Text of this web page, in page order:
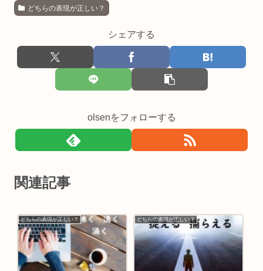
どちらの表現が正しい？
シェアする
olsenをフォローする
関連記事
どちらの表現が正しい？ どちらの表現が正しい？